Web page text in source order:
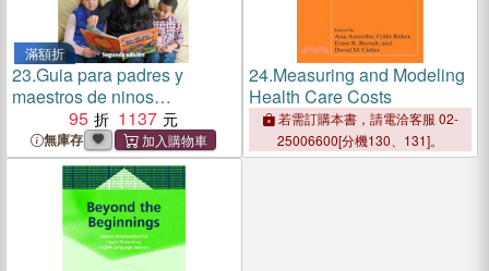
滿額折
23.Guia para padres y
maestros de ninos
bilingues：2.a edicion
95 1137
無庫存
24.Measuring and Modeling
Health Care Costs
若需訂購本書，請電洽客服 02-
25006600[分機130、131]。